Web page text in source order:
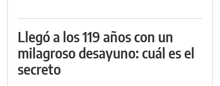
Llegó a los 119 años con un
milagroso desayuno: cuál es el
secreto